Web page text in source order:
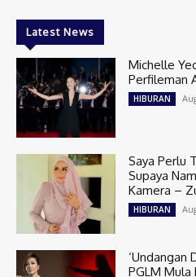
Latest News
Michelle
Perfileman
HIBURAN
Saya Perlu
Supaya
Kamera –
HIBURAN
‘Undangan
PGLM Mula